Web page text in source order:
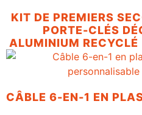
KIT DE PREMIERS
PORTE-CLÉS
ALUMINIUM
CÂBLE 6-EN-1 EN